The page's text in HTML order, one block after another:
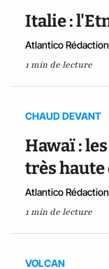
Italie :
Atlantico Rédaction
1 min de lecture
CHAUD DEVANT
Hawaï :
très
Atlantico Rédaction
1 min de lecture
VOLCAN